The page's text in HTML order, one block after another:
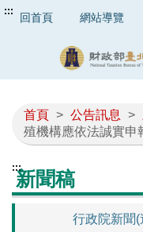
::: 回首頁 網站導覽
首頁 > 公告訊息 >
殖機構應依法誠實申
:::新聞稿
行政院新聞